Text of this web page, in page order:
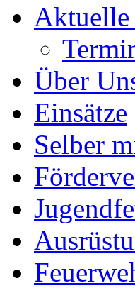
Über
Einsätze
Selber